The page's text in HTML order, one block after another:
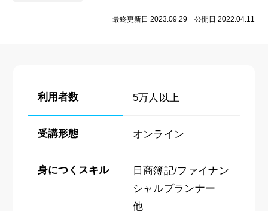
最終更新日 2023.09.29 公開日 2022.04.11
利用者数 5万人以上
受講形態 オンライン
身につくスキル
日商簿記/ファイナン
シャルプランナー
他